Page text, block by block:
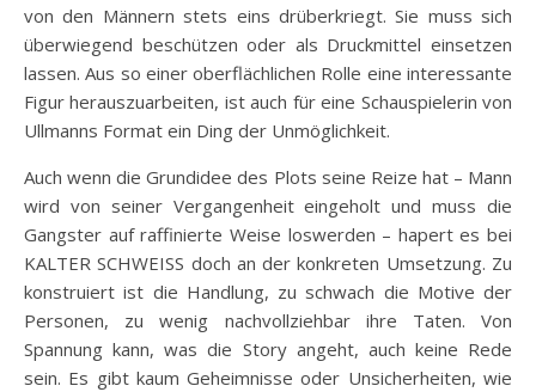
von den Männern stets eins drüberkriegt. Sie muss sich
überwiegend beschützen oder als Druckmittel einsetzen
lassen. Aus so einer oberflächlichen Rolle eine interessante
Figur herauszuarbeiten, ist auch für eine Schauspielerin von
Ullmanns Format ein Ding der Unmöglichkeit.
Auch wenn die Grundidee des Plots seine Reize hat – Mann
wird von seiner Vergangenheit eingeholt und muss die
Gangster auf raffinierte Weise loswerden – hapert es bei
KALTER SCHWEISS doch an der konkreten Umsetzung. Zu
konstruiert ist die Handlung, zu schwach die Motive der
Personen, zu wenig nachvollziehbar ihre Taten. Von
Spannung kann, was die Story angeht, auch keine Rede
sein. Es gibt kaum Geheimnisse oder Unsicherheiten, wie